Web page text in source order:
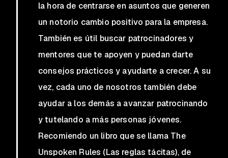
la hora de centrarse en asuntos que generen
un notorio cambio positivo para la empresa.
También es útil buscar patrocinadores y
mentores que te apoyen y puedan darte
consejos prácticos y ayudarte a crecer. A su
vez, cada uno de nosotros también debe
ayudar a los demás a avanzar patrocinando
y tutelando a más personas jóvenes.
Recomiendo un libro que se llama The
Unspoken Rules (Las reglas tácitas), de